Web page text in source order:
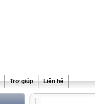
Trợ giúp Liên hệ